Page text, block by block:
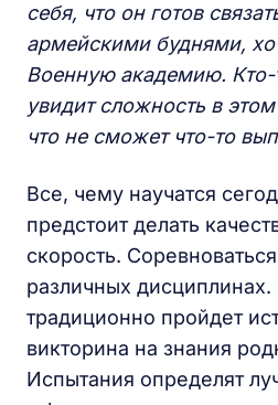
себя, что он готов
армейскими буднями,
Военную академию. Кто-
увидит сложность в
что не сможет что-то
Все, чему научатся
предстоит делать
скорость.
различных
традиционно пройдет
викторина на знания
Испытания определят